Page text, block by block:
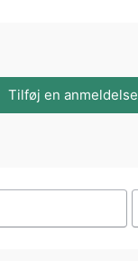
Tilføj en anmeldelse